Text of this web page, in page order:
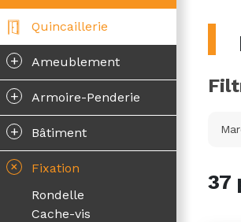
Quincaillerie
+ Ameublement
+ Armoire-Penderie
+ Bâtiment
+
Fixation
Rondelle
Cache-vis
37